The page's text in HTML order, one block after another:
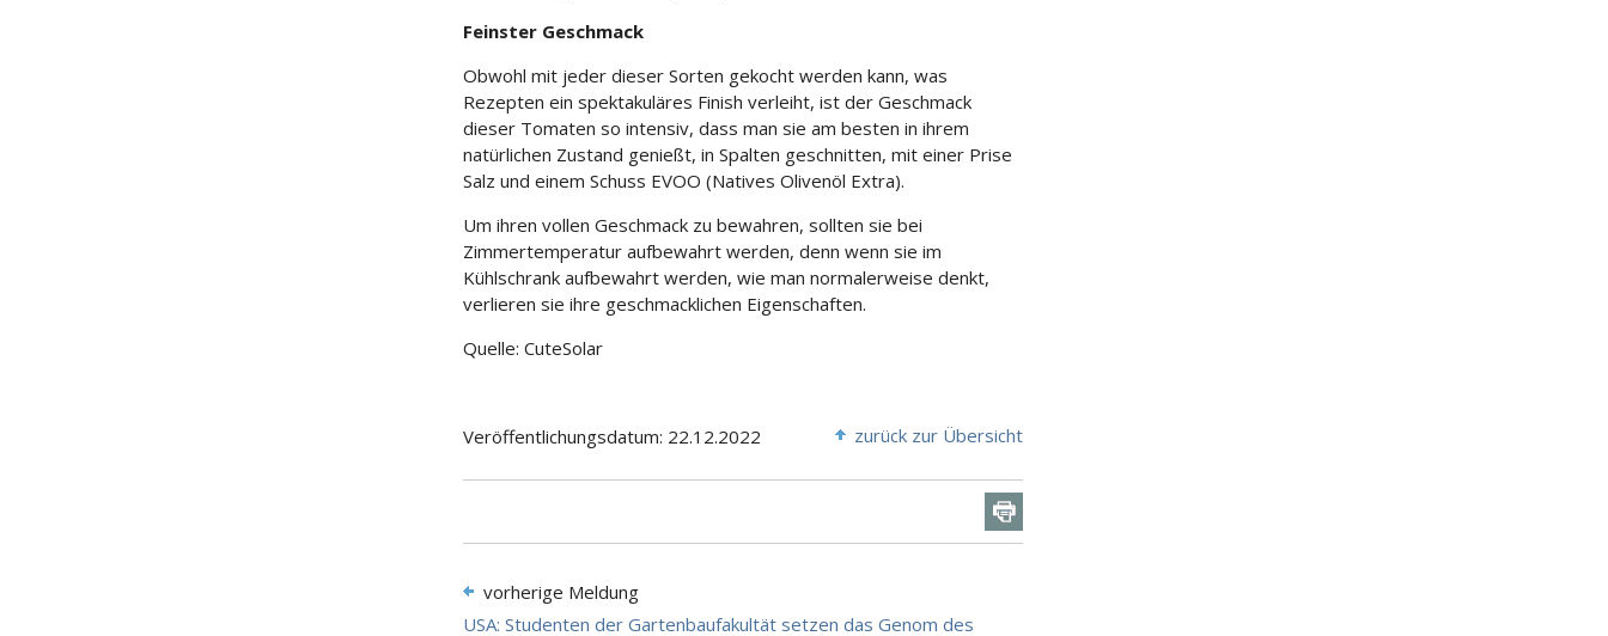
Feinster Geschmack
Obwohl mit jeder dieser Sorten gekocht werden kann, was
Rezepten ein spektakuläres Finish verleiht, ist der Geschmack
dieser Tomaten so intensiv, dass man sie am besten in ihrem
natürlichen Zustand genießt, in Spalten geschnitten, mit einer Prise
Salz und einem Schuss EVOO (Natives Olivenöl Extra).
Um ihren vollen Geschmack zu bewahren, sollten sie bei
Zimmertemperatur aufbewahrt werden, denn wenn sie im
Kühlschrank aufbewahrt werden, wie man normalerweise denkt,
verlieren sie ihre geschmacklichen Eigenschaften.
Quelle: CuteSolar
Veröffentlichungsdatum: 22.12.2022 zurück zur Übersicht
vorherige Meldung
USA: Studenten der Gartenbaufakultät setzen das Genom des